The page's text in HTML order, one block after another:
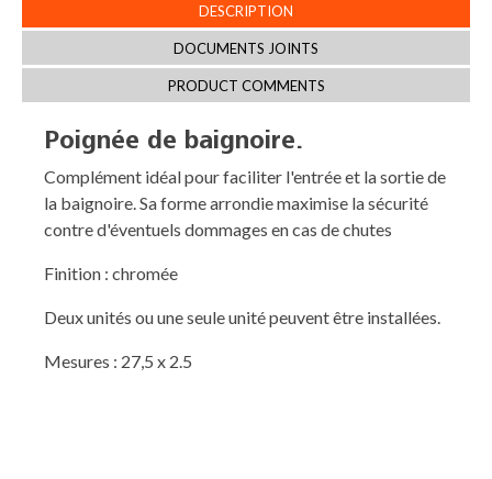
DESCRIPTION
DOCUMENTS JOINTS
PRODUCT COMMENTS
Poignée de baignoire.
Complément idéal pour faciliter l'entrée et la sortie de
la baignoire. Sa forme arrondie maximise la sécurité
contre d'éventuels dommages en cas de chutes
Finition : chromée
Deux unités ou une seule unité peuvent être installées.
Mesures : 27,5 x 2.5